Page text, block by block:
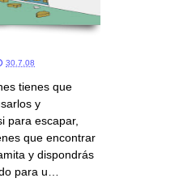
30.7.08
tienes que
y
para escapar,
que encontrar
y dispondrás
para u…